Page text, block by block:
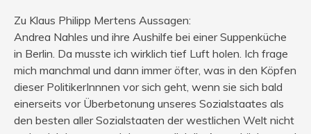
Zu Klaus Philipp Mertens Aussagen:
Andrea Nahles und ihre Aushilfe bei einer Suppenküche
in Berlin. Da musste ich wirklich tief Luft holen. Ich frage
mich manchmal und dann immer öfter, was in den Köpfen
dieser PolitikerInnnen vor sich geht, wenn sie sich bald
einerseits vor Überbetonung unseres Sozialstaates als
den besten aller Sozialstaaten der westlichen Welt nicht